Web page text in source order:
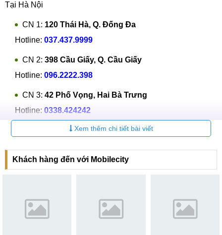
Tại Hà Nội
CN 1: 120 Thái Hà, Q. Đống Đa
Hotline: 037.437.9999
CN 2: 398 Cầu Giấy, Q. Cầu Giấy
Hotline: 096.2222.398
CN 3: 42 Phố Vọng, Hai Bà Trưng
Hotline: 0338.424242
Tại TP Hồ Chí Minh
CN 4:123 Trần Quang Khải, Quận 1
0969.520.520
Hotline:097.3333.602
Tại Đà Nẵng
Xem thêm chi tiết bài viết
Khách hàng đến với Mobilecity